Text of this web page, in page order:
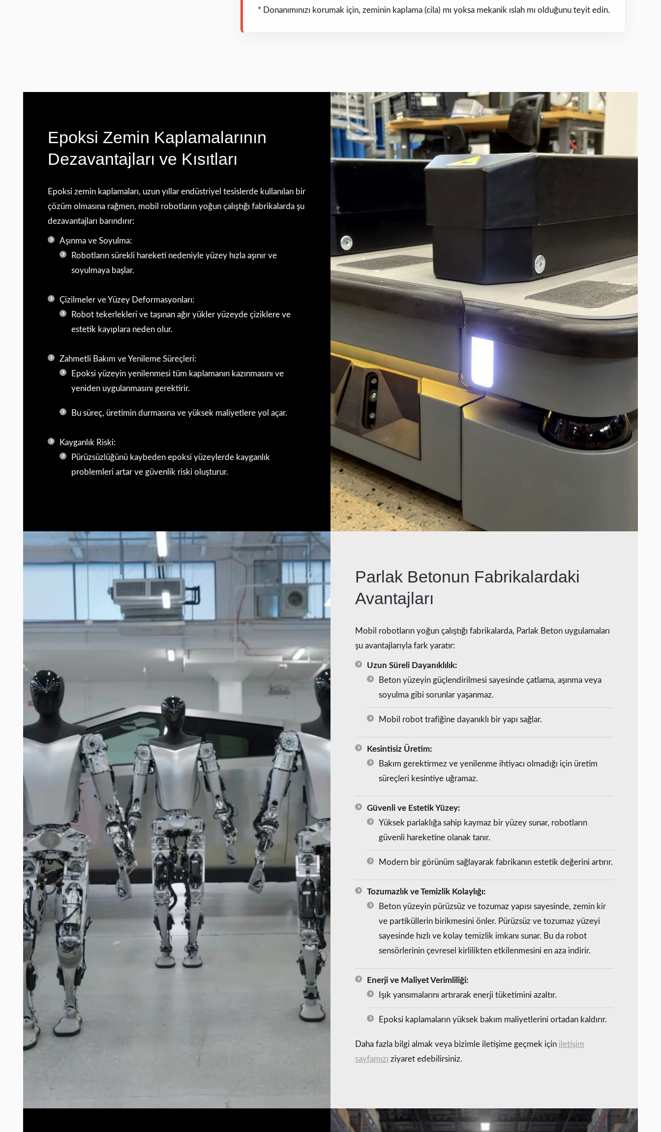
* Donanımınızı korumak için, zeminin kaplama (cila) mı yoksa mekanik ıslah mı olduğunu teyit edin.
Epoksi Zemin Kaplamalarının
Dezavantajları ve Kısıtları
Epoksi zemin kaplamaları, uzun yıllar endüstriyel tesislerde kullanılan bir
çözüm olmasına rağmen, mobil robotların yoğun çalıştığı fabrikalarda şu
dezavantajları barındırır:
Aşınma ve Soyulma:
Robotların sürekli hareketi nedeniyle yüzey hızla aşınır ve
soyulmaya başlar.
Çizilmeler ve Yüzey Deformasyonları:
Robot tekerlekleri ve taşınan ağır yükler yüzeyde çiziklere ve
estetik kayıplara neden olur.
Zahmetli Bakım ve Yenileme Süreçleri:
Epoksi yüzeyin yenilenmesi tüm kaplamanın kazınmasını ve
yeniden uygulanmasını gerektirir.
Bu süreç, üretimin durmasına ve yüksek maliyetlere yol açar.
Kayganlık Riski:
Pürüzsüzlüğünü kaybeden epoksi yüzeylerde kayganlık
problemleri artar ve güvenlik riski oluşturur.
Parlak Betonun Fabrikalardaki
Avantajları
Mobil robotların yoğun çalıştığı fabrikalarda, Parlak Beton uygulamaları
şu avantajlarıyla fark yaratır:
Uzun Süreli Dayanıklılık:
Beton yüzeyin güçlendirilmesi sayesinde çatlama, aşınma veya
soyulma gibi sorunlar yaşanmaz.
Mobil robot trafiğine dayanıklı bir yapı sağlar.
Kesintisiz Üretim:
Bakım gerektirmez ve yenilenme ihtiyacı olmadığı için üretim
süreçleri kesintiye uğramaz.
Güvenli ve Estetik Yüzey:
Yüksek parlaklığa sahip kaymaz bir yüzey sunar, robotların
güvenli hareketine olanak tanır.
Modern bir görünüm sağlayarak fabrikanın estetik değerini artırır.
Tozumazlık ve Temizlik Kolaylığı:
Beton yüzeyin pürüzsüz ve tozumaz yapısı sayesinde, zemin kir
ve partiküllerin birikmesini önler. Pürüzsüz ve tozumaz yüzeyi
sayesinde hızlı ve kolay temizlik imkanı sunar. Bu da robot
sensörlerinin çevresel kirlilikten etkilenmesini en aza indirir.
Enerji ve Maliyet Verimliliği:
Işık yansımalarını artırarak enerji tüketimini azaltır.
Epoksi kaplamaların yüksek bakım maliyetlerini ortadan kaldırır.
Daha fazla bilgi almak veya bizimle iletişime geçmek için iletişim
sayfamızı ziyaret edebilirsiniz.